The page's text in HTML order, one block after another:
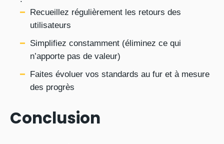
Recueillez régulièrement les retours des
utilisateurs
Simplifiez constamment (éliminez ce qui
n’apporte pas de valeur)
Faites évoluer vos standards au fur et à mesure
des progrès
Conclusion